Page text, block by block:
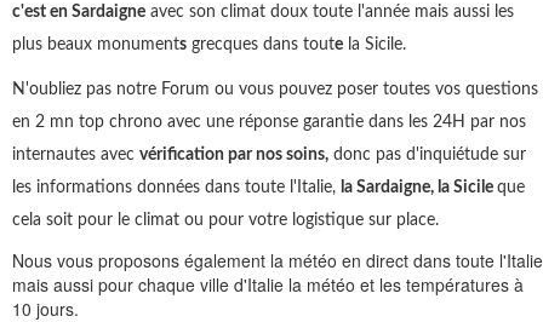
c'est en Sardaigne avec son climat doux toute l'année mais aussi les
plus beaux monuments grecques dans toute la Sicile.
N'oubliez pas notre Forum ou vous pouvez poser toutes vos questions
en 2 mn top chrono avec une réponse garantie dans les 24H par nos
internautes avec vérification par nos soins, donc pas d'inquiétude sur
les informations données dans toute l'Italie, la Sardaigne, la Sicile que
cela soit pour le climat ou pour votre logistique sur place.
Nous vous proposons également la météo en direct dans toute l'Italie
mais aussi pour chaque ville d'Italie la météo et les températures à
10 jours.